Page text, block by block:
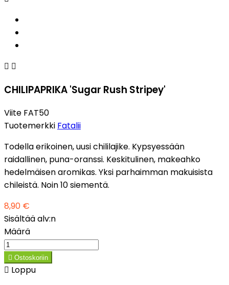
 
CHILIPAPRIKA 'Sugar Rush Stripey'
Viite FAT50
Tuotemerkki Fatalii
Todella erikoinen, uusi chililajike. Kypsyessään
raidallinen, puna-oranssi. Keskitulinen, makeahko
hedelmäisen aromikas. Yksi parhaimman makuisista
chileistä. Noin 10 siementä.
8,90 €
Sisältää alv:n
Määrä
 Ostoskoriin
 Loppu